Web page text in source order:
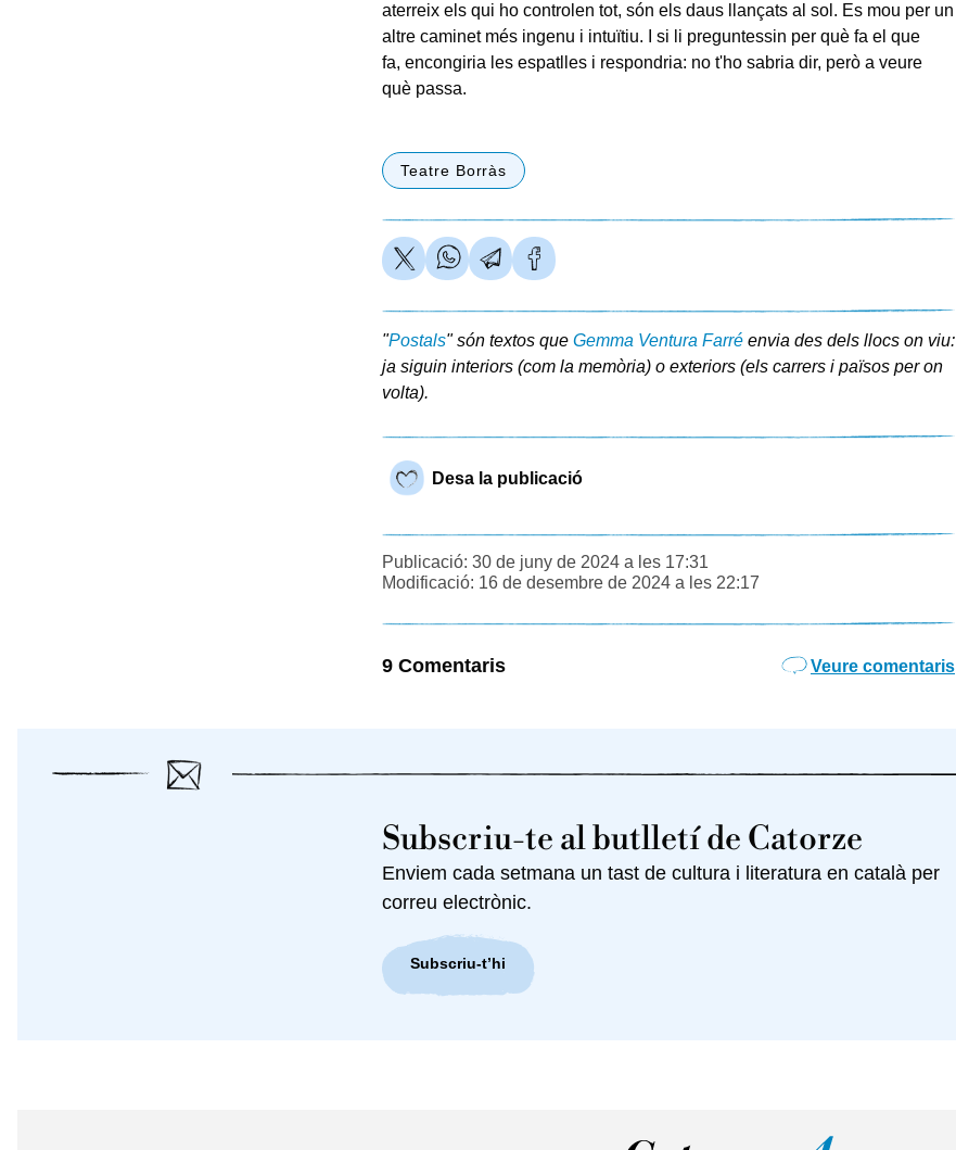
aterreix els qui ho controlen tot, són els daus llançats al sol. Es mou per un
altre caminet més ingenu i intuïtiu. I si li preguntessin per què fa el que
fa, encongiria les espatlles i respondria: no t'ho sabria dir, però a veure
què passa.
Teatre Borràs
"Postals" són textos que Gemma Ventura Farré envia des dels llocs on viu:
ja siguin interiors (com la memòria) o exteriors (els carrers i països per on
volta).
Desa la publicació
Publicació: 30 de juny de 2024 a les 17:31
Modificació: 16 de desembre de 2024 a les 22:17
9 Comentaris Veure comentaris
Subscriu-te al butlletí de Catorze
Enviem cada setmana un tast de cultura i literatura en català per
correu electrònic.
Subscriu-t’hi